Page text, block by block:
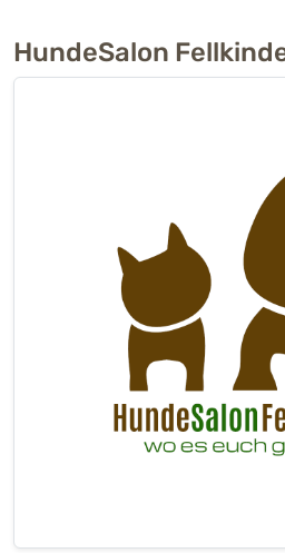
HundeSalon